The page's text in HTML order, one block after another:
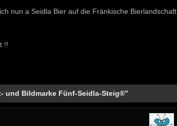
nun a Seidla Bier auf die Fränkische Bierlandschaft
!!
und Bildmarke Fünf-Seidla-Steig®”